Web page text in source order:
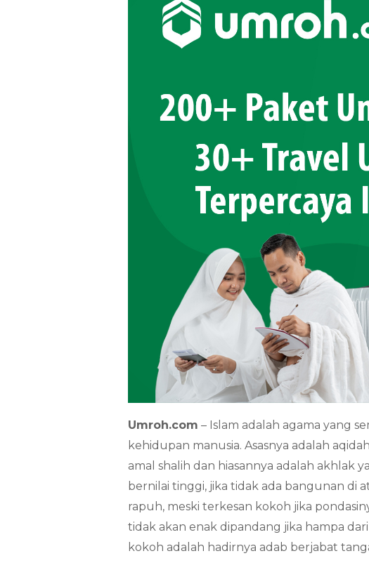
Umroh.com – Islam adalah agama yang
kehidupan manusia. Asasnya adalah
amal shalih dan hiasannya adalah akhlak
bernilai tinggi, jika tidak ada bangunan di
rapuh, meski terkesan kokoh jika
tidak akan enak dipandang jika hampa
kokoh adalah hadirnya adab berjabat